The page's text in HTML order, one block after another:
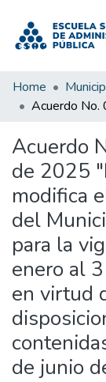
Home
Acuerdo
de 2025
modifica
del
para la
enero al
en virtud
de junio